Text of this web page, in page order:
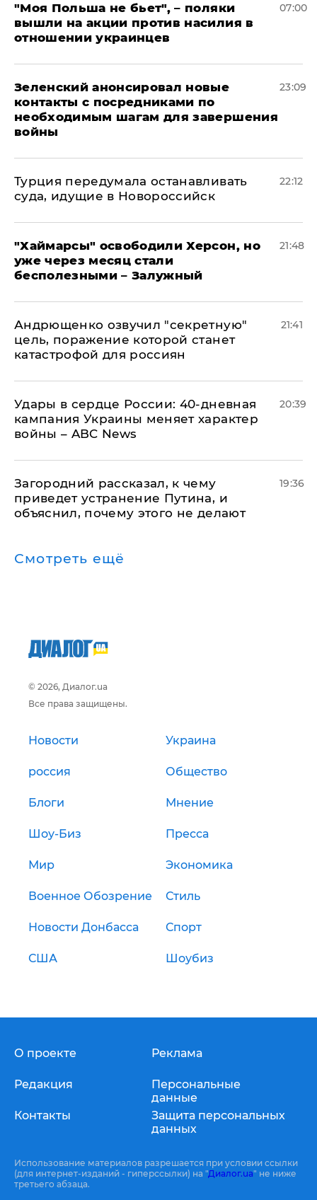
"Моя Польша не бьет", – поляки
вышли на акции против насилия в
отношении украинцев
07:00
Зеленский анонсировал новые
контакты с посредниками по
необходимым шагам для завершения
войны
23:09
Турция передумала останавливать
суда, идущие в Новороссийск
22:12
"Хаймарсы" освободили Херсон, но
уже через месяц стали
бесполезными – Залужный
21:48
Андрющенко озвучил "секретную"
цель, поражение которой станет
катастрофой для россиян
21:41
Удары в сердце России: 40-дневная
кампания Украины меняет характер
войны – ABC News
20:39
Загородний рассказал, к чему
приведет устранение Путина, и
объяснил, почему этого не делают
19:36
Смотреть ещё
© 2026, Диалог.ua
Все права защищены.
Новости Украина
россия Общество
Блоги Мнение
Шоу-Биз Пресса
Мир Экономика
Военное Обозрение Стиль
Новости Донбасса Спорт
США Шоубиз
О проекте
Редакция
Контакты
Реклама
Персональные
данные
Защита персональных
данных
Использование материалов разрешается при условии ссылки
(для интернет-изданий - гиперссылки) на "Диалог.ua" не ниже
третьего абзаца.